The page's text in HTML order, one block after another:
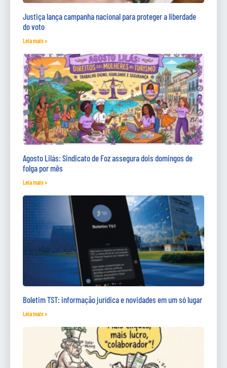
Justiça lança campanha nacional para proteger a liberdade
do voto
Leia mais »
Agosto Lilás: Sindicato de Foz assegura dois domingos de
folga por mês
Leia mais »
Boletim TST: informação jurídica e novidades em um só lugar
Leia mais »